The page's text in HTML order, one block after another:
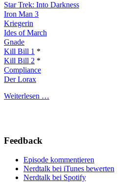
Star Trek: Into Darkness
Iron Man 3
Kriegerin
Ides of March
Gnade
Kill Bill 1 *
Kill Bill 2 *
Compliance
Der Lorax
Weiterlesen …
Feedback
Episode kommentieren
Nerdtalk bei iTunes bewerten
Nerdtalk bei Spotify